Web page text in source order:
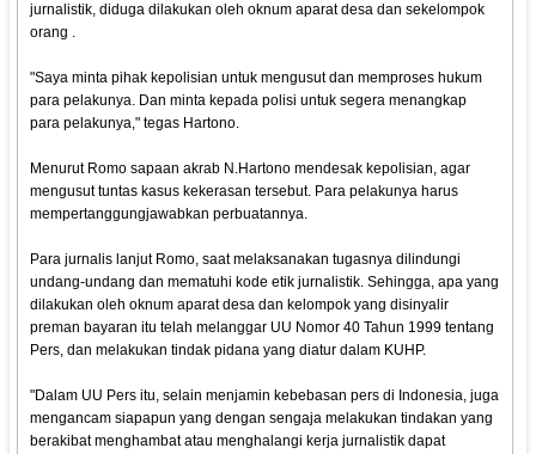
jurnalistik, diduga dilakukan oleh oknum aparat desa dan sekelompok
orang .
"Saya minta pihak kepolisian untuk mengusut dan memproses hukum
para pelakunya. Dan minta kepada polisi untuk segera menangkap
para pelakunya," tegas Hartono.
Menurut Romo sapaan akrab N.Hartono mendesak kepolisian, agar
mengusut tuntas kasus kekerasan tersebut. Para pelakunya harus
mempertanggungjawabkan perbuatannya.
Para jurnalis lanjut Romo, saat melaksanakan tugasnya dilindungi
undang-undang dan mematuhi kode etik jurnalistik. Sehingga, apa yang
dilakukan oleh oknum aparat desa dan kelompok yang disinyalir
preman bayaran itu telah melanggar UU Nomor 40 Tahun 1999 tentang
Pers, dan melakukan tindak pidana yang diatur dalam KUHP.
"Dalam UU Pers itu, selain menjamin kebebasan pers di Indonesia, juga
mengancam siapapun yang dengan sengaja melakukan tindakan yang
berakibat menghambat atau menghalangi kerja jurnalistik dapat